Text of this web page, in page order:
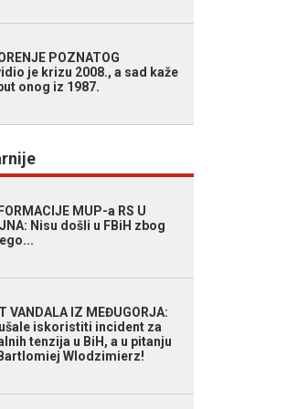
POZNATOG
je krizu 2008., a sad kaže
onog iz 1987.
MUP-a RS U
Nisu došli u FBiH zbog
VANDALA IZ MEĐUGORJA:
iskoristiti incident za
tenzija u BiH, a u pitanju
Wlodzimierz!